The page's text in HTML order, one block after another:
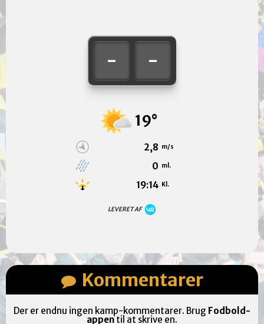
- -
19°
2,8 m/s
0 ml.
19:14 Kl.
LEVERET AF
Kommentarer
Der er endnu ingen kamp-kommentarer. Brug Fodbold-
appentil at skrive en.